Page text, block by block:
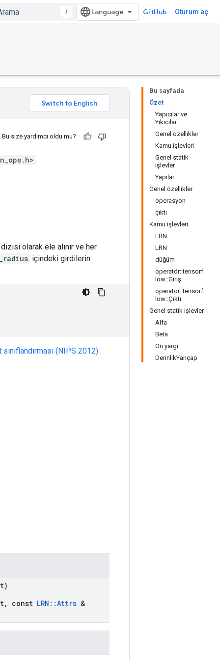
/ GitHub Oturum aç
Bu sayfada
Özet
Yapıcılar ve
Yıkıcılar
Genel özellikler
Kamu işlevleri
Genel statik
işlevler
Yapılar
Genel özellikler
operasyon
çıktı
Kamu işlevleri
LRN
LRN
düğüm
operatör::tensorf
low::Giriş
operatör::tensorf
low::Çıktı
Genel statik işlevler
Alfa
Beta
Ön yargı
DerinlikYarıçap
Bu size yardımcı oldu mu?
olarak ele alınır ve her
içindeki girdilerin
(NIPS 2012) .
, const LRN ::Attrs &